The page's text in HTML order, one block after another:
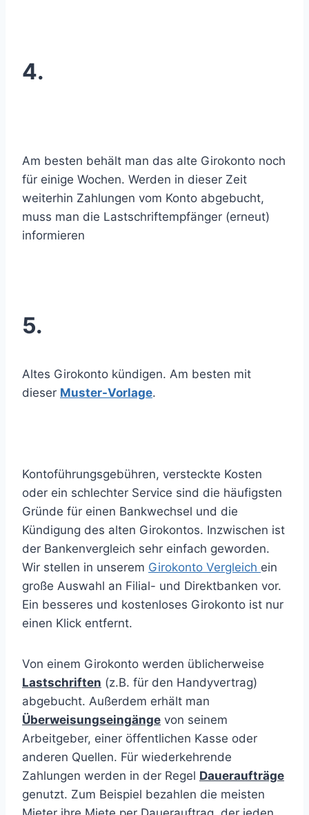
4.
Am besten behält man das alte Girokonto noch
für einige Wochen. Werden in dieser Zeit
weiterhin Zahlungen vom Konto abgebucht,
muss man die Lastschriftempfänger (erneut)
informieren
5.
Altes Girokonto kündigen. Am besten mit
dieser Muster-Vorlage.
Kontoführungsgebühren, versteckte Kosten
oder ein schlechter Service sind die häufigsten
Gründe für einen Bankwechsel und die
Kündigung des alten Girokontos. Inzwischen ist
der Bankenvergleich sehr einfach geworden.
Wir stellen in unserem Girokonto Vergleich ein
große Auswahl an Filial- und Direktbanken vor.
Ein besseres und kostenloses Girokonto ist nur
einen Klick entfernt.
Von einem Girokonto werden üblicherweise
Lastschriften (z.B. für den Handyvertrag)
abgebucht. Außerdem erhält man
Überweisungseingänge von seinem
Arbeitgeber, einer öffentlichen Kasse oder
anderen Quellen. Für wiederkehrende
Zahlungen werden in der Regel Daueraufträge
genutzt. Zum Beispiel bezahlen die meisten